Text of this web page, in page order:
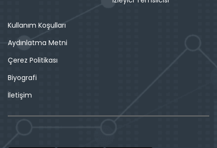
Kullanım Koşulları
Aydınlatma Metni
Çerez Politikası
Biyografi
İletişim